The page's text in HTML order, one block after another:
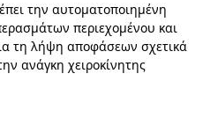
την αυτοματοποιημένη
περιεχομένου και
τη λήψη αποφάσεων σχετικά
ανάγκη χειροκίνητης